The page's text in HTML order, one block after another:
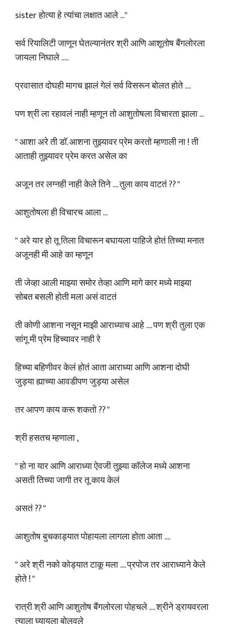
sister होत्या हे त्यांचा लक्षात आले ..."
सर्व रियालिटी जाणून घेतल्यानंतर श्री आणि आशूतोष बैंगलोरला
जायला निघाले .....
प्रवासात दोघही मागच झालं गेलं सर्व विसरून बोलत होते ....
पण श्री ला रहावलं नाही म्हणून तो आशुतोषला विचारता झाला ...
" आशा अरे ती डॉ. आशना तुझ्यावर प्रेम करतो म्हणाली ना ! ती
आताही तुझ्यावर प्रेम करत असेल का
अजून तर लग्नही नाही केले तिने .... तुला काय वाटतं ?? "
आशुतोषला ही विचारच आला ...
" अरे यार हो तू तिला विचारून बघायला पाहिजे होतं तिच्या मनात
अजूनही मी आहे का म्हणून
ती जेव्हा आली माझ्या समोर तेव्हा आणि मागे कार मध्ये माझ्या
सोबत बसली होती मला असं वाटतं
ती कोणी आशना नसून माझी आराध्याच आहे .... पण श्री तुला एक
सांगू मी प्रेम हिच्यावर नाही रे
हिच्या बहिणीवर केलं होतं आता आराध्या आणि आशना दोघी
जुड्या ह्याच्या आवडीपण जुड्या असेल
तर आपण काय करू शकतो ?? "
श्री हसतच म्हणाला ,
" हो ना यार आणि आराध्या ऐवजी तुझ्या कॉलेज मध्ये आशना
असती तिच्या जागी तर तू काय केलं
असतं ?? "
आशुतोष बुचकाड्यात पोहायला लागला होता आता ....
" अरे श्री नको कोड्यात टाकू मला .... प्रपोज तर आराध्याने केले
होते ! "
रात्री श्री आणि आशुतोष बैंगलोरला पोहचले .... श्रीने ड्रायवरला